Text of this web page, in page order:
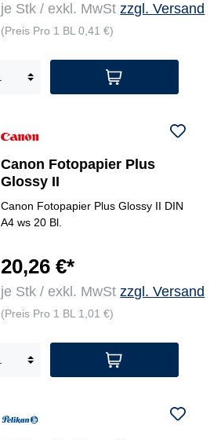
je Stk / exkl. MwStzzgl. Versand
(Preis Pro 1 BL 0,41 €)
Canon Fotopapier Plus
Glossy II
Canon Fotopapier Plus Glossy II DIN
A4 ws 20 Bl.
20,26 €*
je Stk / exkl. MwStzzgl. Versand
(Preis Pro 1 BL 1,01 €)